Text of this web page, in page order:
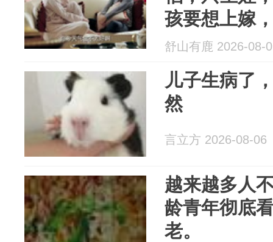
孩要想上嫁
舒山有鹿 2026-08-
儿子生病了
然
言立方 2026-08-06
越来越多人
龄青年彻底
老。